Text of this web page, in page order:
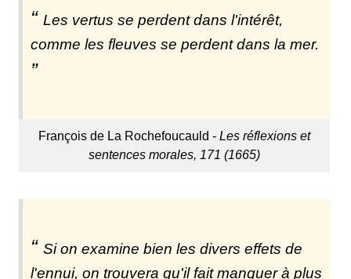
Les vertus se perdent dans l'intérêt,
comme les fleuves se perdent dans la mer.
François de La Rochefoucauld - Les réflexions et
sentences morales, 171 (1665)
Si on examine bien les divers effets de
l'ennui, on trouvera qu'il fait manquer à plus